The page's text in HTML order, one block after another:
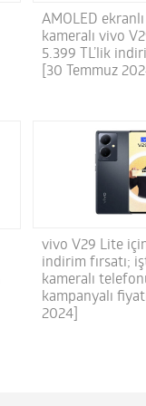
AMOLED
kameralı vivo
5.399 TL’lik
[30 Temmuz
vivo V29 Lite
indirim fırsatı;
kameralı
kampanyalı
2024]